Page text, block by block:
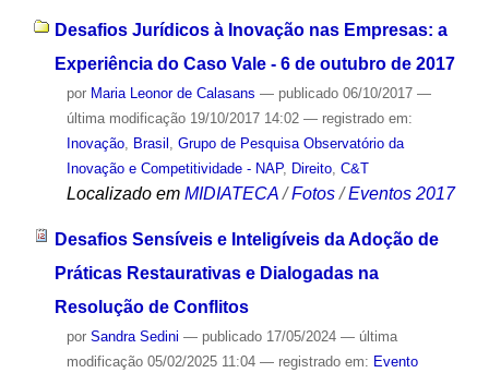
Desafios Jurídicos à Inovação nas Empresas: a
Experiência do Caso Vale - 6 de outubro de 2017
por Maria Leonor de Calasans — publicado06/10/2017 —
última modificação19/10/2017 14:02 — registrado em:
Inovação, Brasil Grupo de Pesquisa Observatório da
Inovação e Competitividade - NAP, Direito, C&T
Localizado em MIDIATECA /Fotos /Eventos 2017
Desafios Sensíveis e Inteligíveis da Adoção de
Práticas Restaurativas e Dialogadas na
Resolução de Conflitos
por Sandra Sedini — publicado17/05/2024 — última
modificação05/02/2025 11:04 — registrado em: Evento